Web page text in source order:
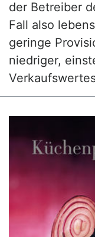
der Betreiber
Fall also
geringe
niedriger,